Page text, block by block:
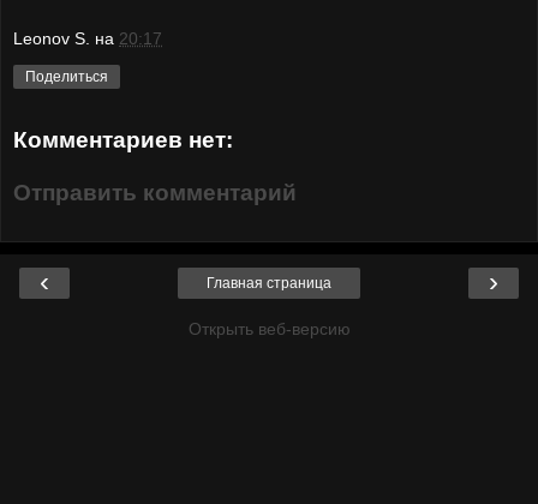
Leonov S. на 20:17
Поделиться
Комментариев нет:
Отправить комментарий
‹ ›
Главная страница
Открыть веб-версию